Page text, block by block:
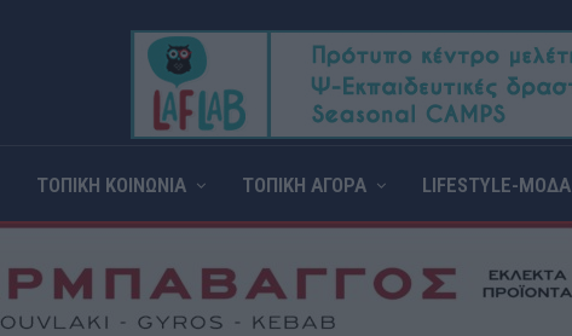
ΤΟΠΙΚΗ ΚΟΙΝΩΝΙΑ ΤΟΠΙΚΗ ΑΓΟΡΑ LIFESTYLE-ΜΟΔΑ